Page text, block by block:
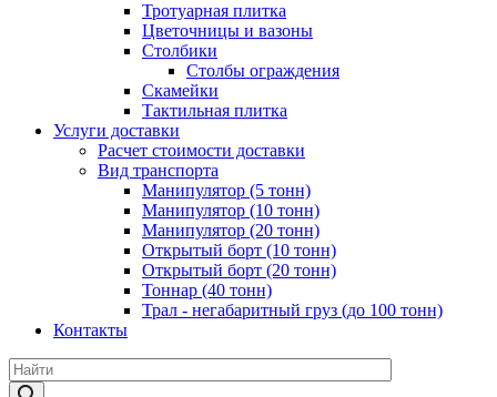
Тротуарная плитка
Цветочницы и вазоны
Столбики
Столбы ограждения
Скамейки
Тактильная плитка
Услуги доставки
Расчет стоимости доставки
Вид транспорта
Манипулятор (5 тонн)
Манипулятор (10 тонн)
Манипулятор (20 тонн)
Открытый борт (10 тонн)
Открытый борт (20 тонн)
Тоннар (40 тонн)
Трал - негабаритный груз (до 100 тонн)
Контакты